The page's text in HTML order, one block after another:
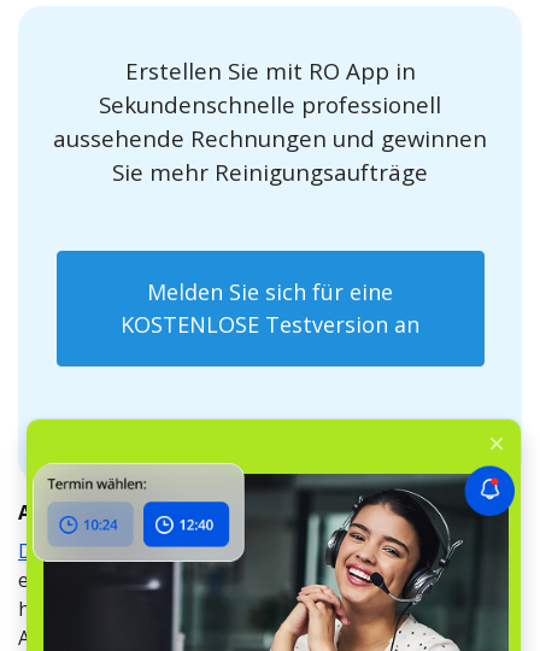
Erstellen Sie mit RO App in
Sekundenschnelle professionell
aussehende Rechnungen und gewinnen
Sie mehr Reinigungsaufträge
Melden Sie sich für eine
KOSTENLOSE Testversion an
Autopflege
Die Gründung eines Autopflegeunternehmenskann
eine gute Idee sein, insbesondere in Gebieten mit einer
hohen Dichte an Fahrzeughaltern, die Wert auf das
Aussehen und die Sauberkeit ihrer Autos legen. Die